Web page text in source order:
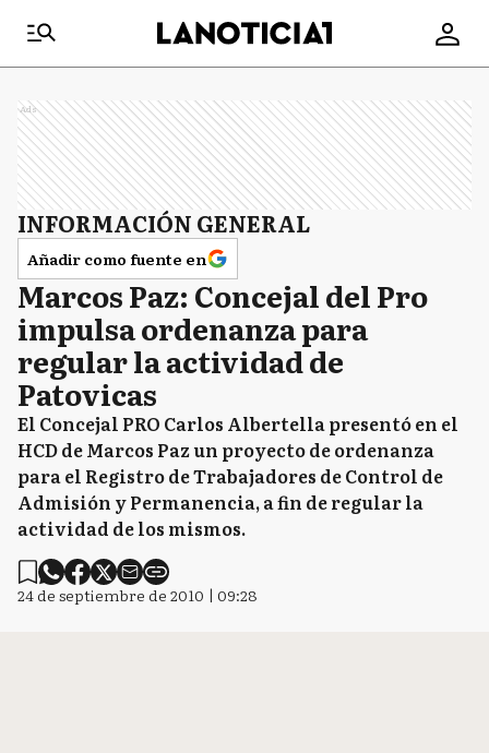
Ads
INFORMACIÓN GENERAL
Añadir como fuente en
Marcos Paz: Concejal del Pro
impulsa ordenanza para
regular la actividad de
Patovicas
El Concejal PRO Carlos Albertella presentó en el
HCD de Marcos Paz un proyecto de ordenanza
para el Registro de Trabajadores de Control de
Admisión y Permanencia, a fin de regular la
actividad de los mismos.
24 de septiembre de 2010 | 09:28